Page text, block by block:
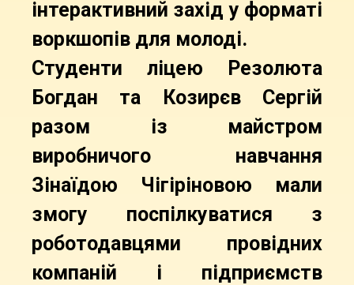
інтерактивний захід у форматі
воркшопів для молоді.
Студенти ліцею Резолюта
Богдан та Козирєв Сергій
разом із майстром
виробничого навчання
Зінаїдою Чігіріновою мали
змогу поспілкуватися з
роботодавцями провідних
компаній і підприємств